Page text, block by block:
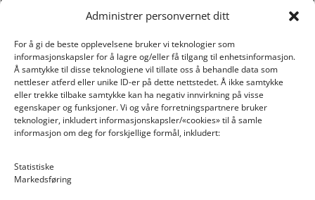
Administrer personvernet ditt
For å gi de beste opplevelsene bruker vi teknologier som
informasjonskapsler for å lagre og/eller få tilgang til enhetsinformasjon.
Å samtykke til disse teknologiene vil tillate oss å behandle data som
nettleser atferd eller unike ID-er på dette nettstedet. Å ikke samtykke
eller trekke tilbake samtykke kan ha negativ innvirkning på visse
egenskaper og funksjoner. Vi og våre forretningspartnere bruker
teknologier, inkludert informasjonskapsler/«cookies» til å samle
informasjon om deg for forskjellige formål, inkludert:
Statistiske
Markedsføring